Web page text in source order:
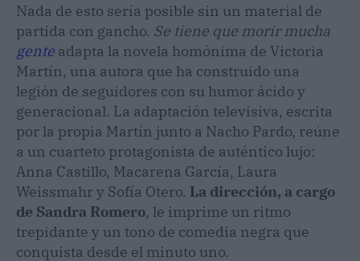
Nada de esto sería posible sin un material de
partida con gancho. Se tiene que morir mucha
gente adapta la novela homónima de Victoria
Martín, una autora que ha construido una
legión de seguidores con su humor ácido y
generacional. La adaptación televisiva, escrita
por la propia Martín junto a Nacho Pardo, reúne
a un cuarteto protagonista de auténtico lujo:
Anna Castillo, Macarena García, Laura
Weissmahr y Sofía Otero. La dirección, a cargo
de Sandra Romero, le imprime un ritmo
trepidante y un tono de comedia negra que
conquista desde el minuto uno.